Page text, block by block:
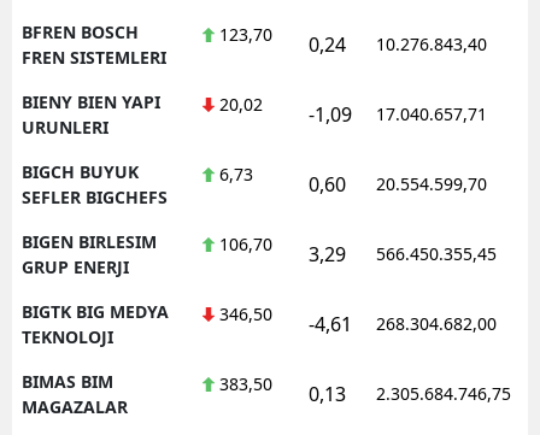
BFREN BOSCH
FREN SISTEMLERI
123,70 0,24 10.276.843,40
BIENY BIEN YAPI
URUNLERI
20,02 -1,09 17.040.657,71
BIGCH BUYUK
SEFLER BIGCHEFS
6,73 0,60 20.554.599,70
BIGEN BIRLESIM
GRUP ENERJI
106,70 3,29 566.450.355,45
BIGTK BIG MEDYA
TEKNOLOJI
346,50 -4,61 268.304.682,00
BIMAS BIM
MAGAZALAR
383,50 0,13 2.305.684.746,75